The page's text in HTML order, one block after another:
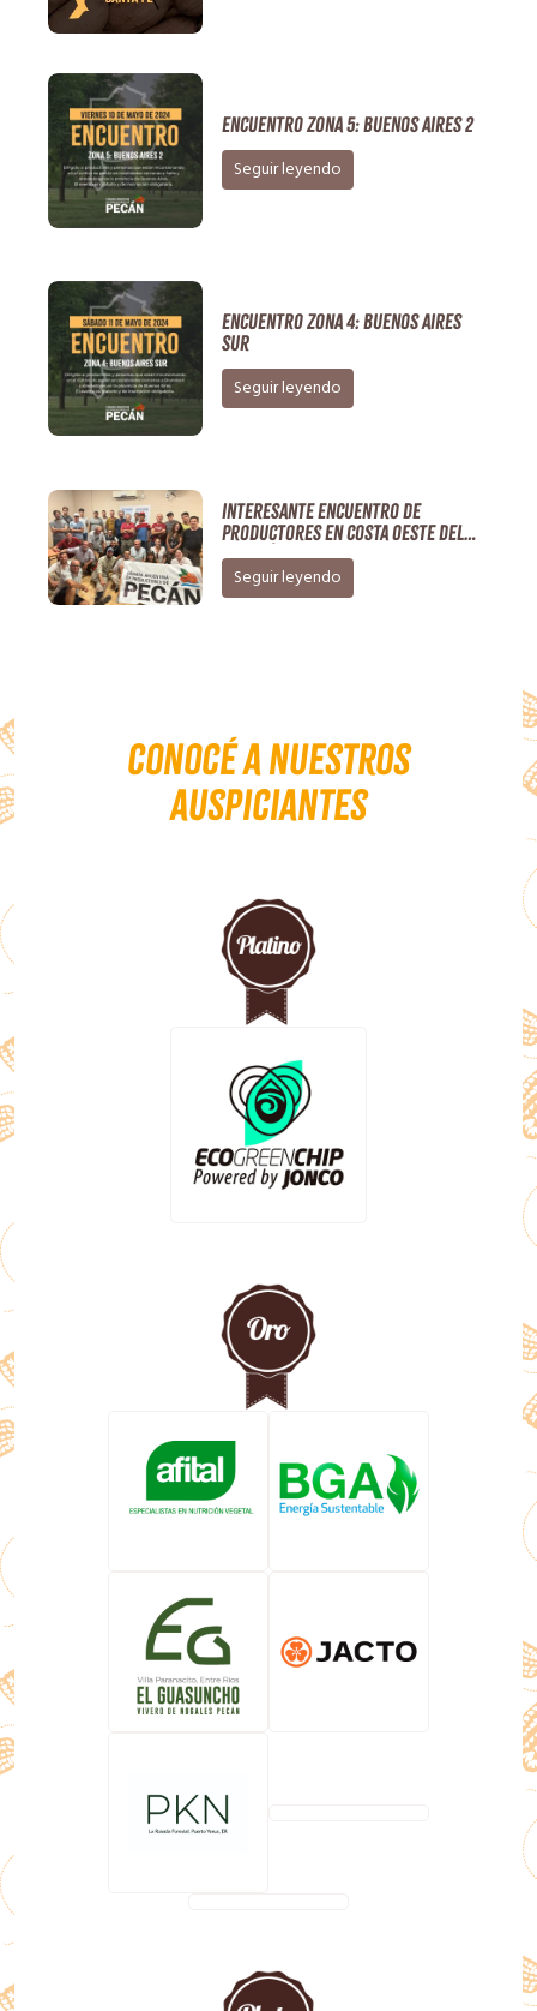
ENCUENTRO ZONA 5: Buenos Aires 2
Seguir leyendo
ENCUENTRO ZONA 4: Buenos Aires
Sur
Seguir leyendo
Interesante encuentro de
productores en Costa Oeste del
Paraná
Seguir leyendo
Conocé a nuestros
auspiciantes